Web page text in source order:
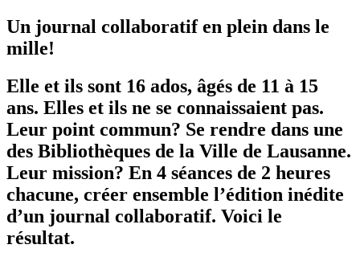
Un journal collaboratif en plein dans le
mille!
Elle et ils sont 16 ados, âgés de 11 à 15
ans. Elles et ils ne se connaissaient pas.
Leur point commun? Se rendre dans une
des Bibliothèques de la Ville de Lausanne.
Leur mission? En 4 séances de 2 heures
chacune, créer ensemble l’édition inédite
d’un journal collaboratif. Voici le
résultat.